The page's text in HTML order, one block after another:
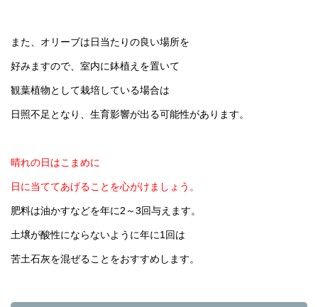
また、オリーブは日当たりの良い場所を
好みますので、室内に鉢植えを置いて
観葉植物として栽培している場合は
日照不足となり、生育影響が出る可能性があります。
晴れの日はこまめに
日に当ててあげることを心がけましょう。
肥料は油かすなどを年に2～3回与えます。
土壌が酸性にならないように年に1回は
苦土石灰を混ぜることをおすすめします。